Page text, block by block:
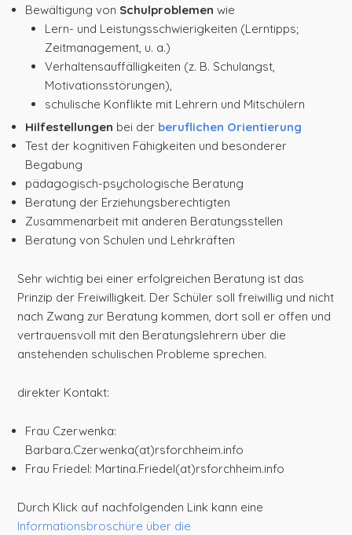
Bewältigung von Schulproblemenwie
Lern- und Leistungsschwierigkeiten (Lerntipps;
Zeitmanagement, u. a.)
Verhaltensauffälligkeiten (z. B. Schulangst,
Motivationsstörungen),
schulische Konflikte mit Lehrern und Mitschülern
Hilfestellungen bei der beruflichen Orientierung
Test der kognitiven Fähigkeiten und besonderer
Begabung
pädagogisch-psychologische Beratung
Beratung der Erziehungsberechtigten
Zusammenarbeit mit anderen Beratungsstellen
Beratung von Schulen und Lehrkräften
Sehr wichtig bei einer erfolgreichen Beratung ist das
Prinzip der Freiwilligkeit. Der Schüler soll freiwillig und nicht
nach Zwang zur Beratung kommen, dort soll er offen und
vertrauensvoll mit den Beratungslehrern über die
anstehenden schulischen Probleme sprechen.
direkter Kontakt:
Frau Czerwenka:
Barbara.Czerwenka(at)rsforchheim.info
Frau Friedel: Martina.Friedel(at)rsforchheim.info
Durch Klick auf nachfolgenden Link kann eine
Informationsbroschüre über die